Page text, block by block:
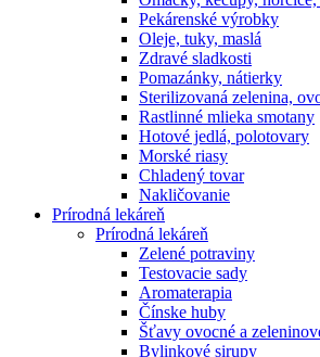
Pekárenské výrobky
Oleje, tuky, maslá
Zdravé sladkosti
Pomazánky, nátierky
Sterilizovaná zelenina,
Rastlinné mlieka smotany
Hotové jedlá, polotovary
Morské riasy
Chladený tovar
Nakličovanie
Prírodná lekáreň
Prírodná lekáreň
Zelené potraviny
Testovacie sady
Aromaterapia
Čínske huby
Šťavy ovocné a
Bylinkové sirupy